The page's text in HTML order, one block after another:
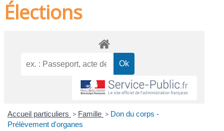
Élections
Accueil particuliers > Famille > Don du corps -
Prélèvement d'organes